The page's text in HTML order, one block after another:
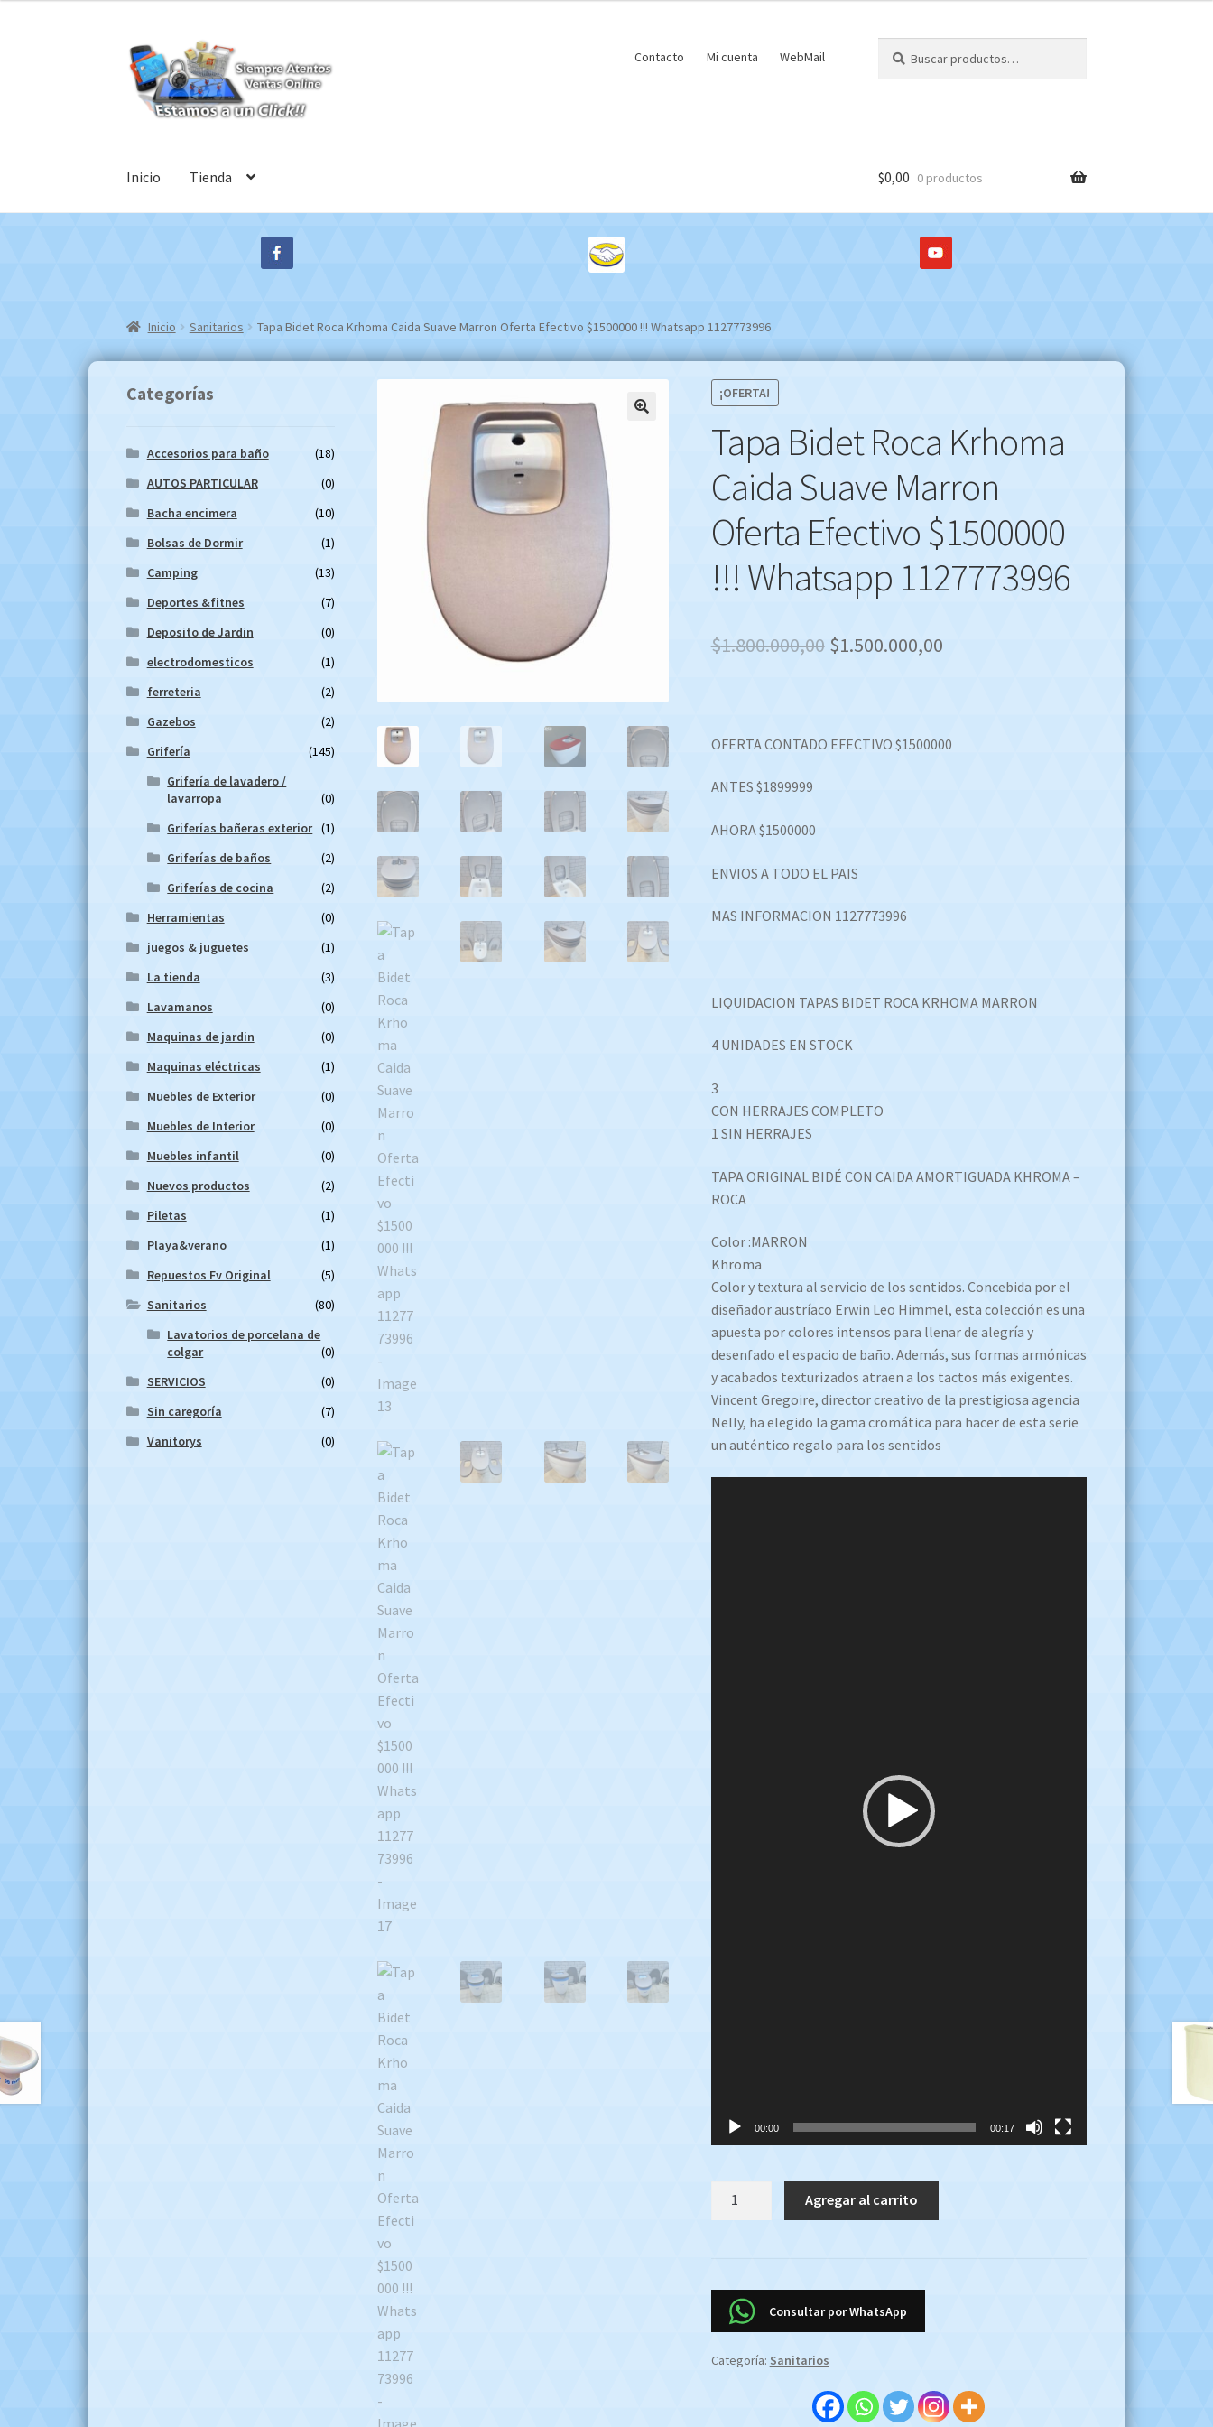
Ir
a
la
navegación
Ir
al
contenido
Contacto Mi cuenta WebMail
por:
Inicio Tienda $0,00 0 productos
Inicio Sanitarios Tapa Bidet Roca Krhoma Caida Suave Marron Oferta Efectivo $1500000 !!! Whatsapp 1127773996
¡OFERTA!
Tapa Bidet Roca Krhoma
Caida Suave Marron
Oferta Efectivo $1500000
!!! Whatsapp 1127773996
$1.800.000,00 Original
$1.800.000,00.
$1.500.000,00Current
$1.500.000,00.
OFERTA CONTADO EFECTIVO $1500000
ANTES $1899999
AHORA $1500000
ENVIOS A TODO EL PAIS
MAS INFORMACION 1127773996
LIQUIDACION TAPAS BIDET ROCA KRHOMA MARRON
4 UNIDADES EN STOCK
3
CON HERRAJES COMPLETO
1 SIN HERRAJES
TAPA ORIGINAL BIDÉ CON CAIDA AMORTIGUADA KHROMA –
ROCA
Color :MARRON
Khroma
Color y textura al servicio de los sentidos. Concebida por el
diseñador austríaco Erwin Leo Himmel, esta colección es una
apuesta por colores intensos para llenar de alegría y
desenfado el espacio de baño. Además, sus formas armónicas
y acabados texturizados atraen a los tactos más exigentes.
Vincent Gregoire, director creativo de la prestigiosa agencia
Nelly, ha elegido la gama cromática para hacer de esta serie
un auténtico regalo para los sentidos
00:00 00:17
Suave
Marron
Efectivo
Agregar al carrito
Consultar por WhatsApp
Categoría: Sanitarios
Categorías
Accesorios para baño
(18)
AUTOS PARTICULAR
(0)
Bacha encimera
(10)
Bolsas de Dormir
(1)
Camping
(13)
Deportes &fitnes
(7)
Deposito de Jardin
(0)
electrodomesticos
(1)
ferreteria
(2)
Gazebos
(2)
Grifería
(145)
Grifería de lavadero /
lavarropa
(0)
Griferías bañeras exterior (1)
Griferías de baños
(2)
Griferías de cocina
(2)
Herramientas
(0)
juegos & juguetes
(1)
La tienda
(3)
Lavamanos
(0)
Maquinas de jardin
(0)
Maquinas eléctricas
(1)
Muebles de Exterior
(0)
Muebles de Interior
(0)
Muebles infantil
(0)
Nuevos productos
(2)
Piletas
(1)
Playa&verano
(1)
Repuestos Fv Original
(5)
Sanitarios
(80)
Lavatorios de porcelana de
colgar
(0)
SERVICIOS
(0)
Sin caregoría
(7)
Vanitorys
(0)